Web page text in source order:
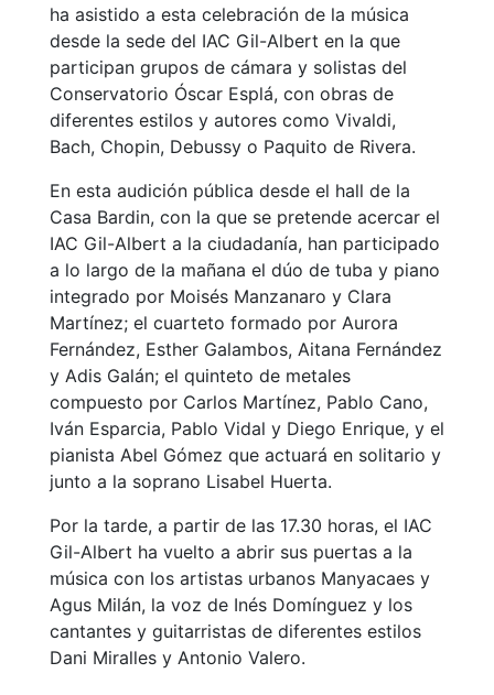
ha asistido a esta celebración de la música
desde la sede del IAC Gil-Albert en la que
participan grupos de cámara y solistas del
Conservatorio Óscar Esplá, con obras de
diferentes estilos y autores como Vivaldi,
Bach, Chopin, Debussy o Paquito de Rivera.
En esta audición pública desde el hall de la
Casa Bardin, con la que se pretende acercar el
IAC Gil-Albert a la ciudadanía, han participado
a lo largo de la mañana el dúo de tuba y piano
integrado por Moisés Manzanaro y Clara
Martínez; el cuarteto formado por Aurora
Fernández, Esther Galambos, Aitana Fernández
y Adis Galán; el quinteto de metales
compuesto por Carlos Martínez, Pablo Cano,
Iván Esparcia, Pablo Vidal y Diego Enrique, y el
pianista Abel Gómez que actuará en solitario y
junto a la soprano Lisabel Huerta.
Por la tarde, a partir de las 17.30 horas, el IAC
Gil-Albert ha vuelto a abrir sus puertas a la
música con los artistas urbanos Manyacaes y
Agus Milán, la voz de Inés Domínguez y los
cantantes y guitarristas de diferentes estilos
Dani Miralles y Antonio Valero.